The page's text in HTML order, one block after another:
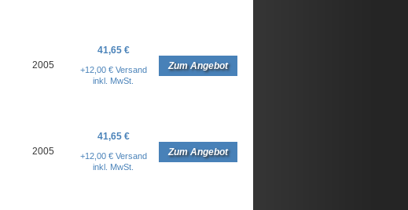
2005
41,65 €
+12,00 € Versand
inkl. MwSt.
Zum Angebot
2005
41,65 €
+12,00 € Versand
inkl. MwSt.
Zum Angebot